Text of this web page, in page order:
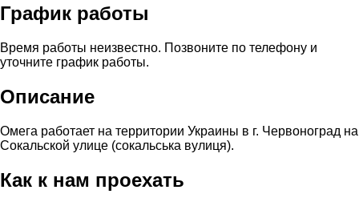
График работы
Время работы неизвестно. Позвоните по телефону и
уточните график работы.
Описание
Омега работает на территории Украины в г. Червоноград на
Сокальской улице (сокальська вулиця).
Как к нам проехать